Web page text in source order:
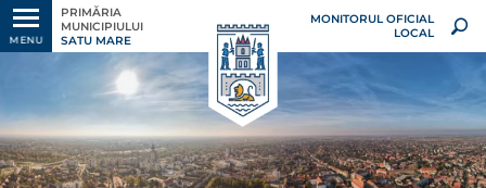
MENU
PRIMĂRIA
MUNICIPIULUI
SATU MARE
MONITORUL OFICIAL
LOCAL